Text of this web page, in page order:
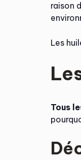
raison
Les
Tous